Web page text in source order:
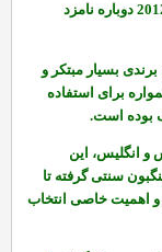
را از آن خود کرده و در سال2012 دوباره نامزد
در سال 2007، برندی بسیار مبتکر و
برای استفاده
است.
این
سنتی گرفته تا
اهمیت خاصی انتخاب